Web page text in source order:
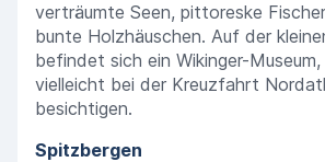
verträumte Seen, pittoreske
bunte Holzhäuschen. Auf der
befindet sich ein Wikinger-Museum,
vielleicht bei der Kreuzfahrt
besichtigen.
Spitzbergen